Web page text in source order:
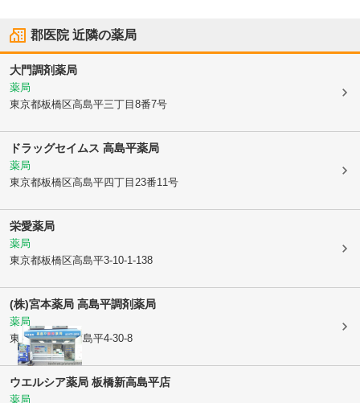
郡医院近隣の薬局
大門調剤薬局
薬局
東京都板橋区高島平三丁目8番7号
ドラッグセイムス 高島平薬局
薬局
東京都板橋区高島平四丁目23番11号
栄愛薬局
薬局
東京都板橋区高島平3-10-1-138
(株)宮本薬局 高島平調剤薬局
薬局
東京都板橋区高島平4-30-8
ウエルシア薬局 板橋新高島平店
薬局